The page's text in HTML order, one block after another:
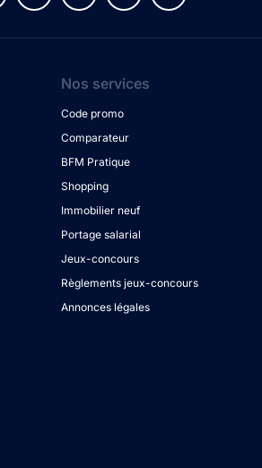
Nos services
Code promo
Comparateur
BFM Pratique
Shopping
Immobilier neuf
Portage salarial
Jeux-concours
Règlements jeux-concours
Annonces légales